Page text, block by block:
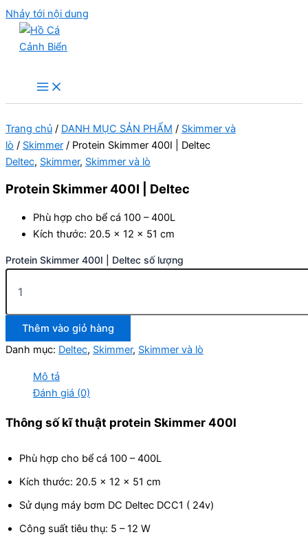
Nhảy tới nội dung
Trang chủ / DANH MỤC SẢN PHẨM / Skimmer và
lò / Skimmer / Protein Skimmer 400I | Deltec
Deltec, Skimmer, Skimmer và lò
Protein Skimmer 400I | Deltec
Phù hợp cho bể cá 100 – 400L
Kích thước: 20.5 x 12 x 51 cm
Protein Skimmer 400I | Deltec số lượng
Thêm vào giỏ hàng
Danh mục: Deltec, Skimmer, Skimmer và lò
Mô tả
Đánh giá (0)
Thông số kĩ thuật protein Skimmer 400I
Phù hợp cho bể cá 100 – 400L
Kích thước: 20.5 x 12 x 51 cm
Sử dụng máy bơm DC Deltec DCC1 ( 24v)
Công suất tiêu thụ: 5 – 12 W